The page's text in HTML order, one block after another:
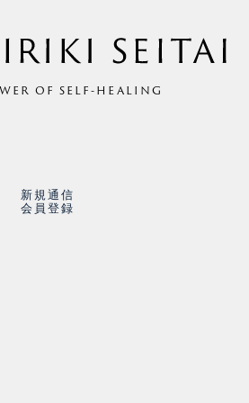
OF SELF-HEALING
新規通信
会員登録